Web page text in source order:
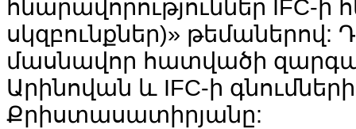
հնարավորություններ IFC-ի
սկզբունքներ)»
մասնավոր հատվածի
Արինովան և IFC-ի
Քրիստասատիրյանը: